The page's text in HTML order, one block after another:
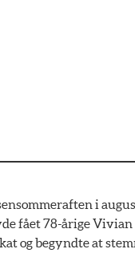
i
fået 78-årige
og begyndte at